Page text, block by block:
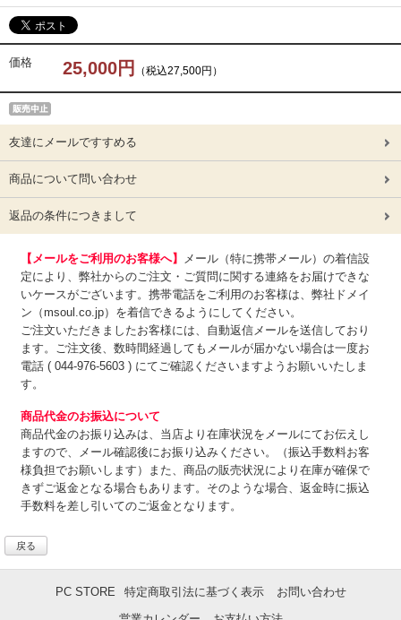
価格 25,000円 （税込27,500円）
友達にメールですすめる
商品について問い合わせ
返品の条件につきまして
【メールをご利用のお客様へ】
メール（特に携帯メール）の着信設
定により、弊社からのご注文・ご質問に関する連絡をお届けできな
いケースがございます。携帯電話をご利用のお客様は、弊社ドメイ
ン（msoul.co.jp）を着信できるようにしてください。
ご注文いただきましたお客様には、自動返信メールを送信しており
ます。ご注文後、数時間経過してもメールが届かない場合は一度お
電話 ( 044-976-5603 ) にてご確認くださいますようお願いいたしま
す。
商品代金のお振込について
商品代金のお振り込みは、 当店より在庫状況をメールにてお伝えし
ますので、メール確認後にお振り込みください。（振込手数料お客
様負担でお願いします）また、商品の販売状況により在庫が確保で
きずご返金となる場合もあります。そのような場合、返金時に振込
手数料を差し引いてのご返金となります。
戻る
PC STORE 特定商取引法に基づく表示
お問い合わせ